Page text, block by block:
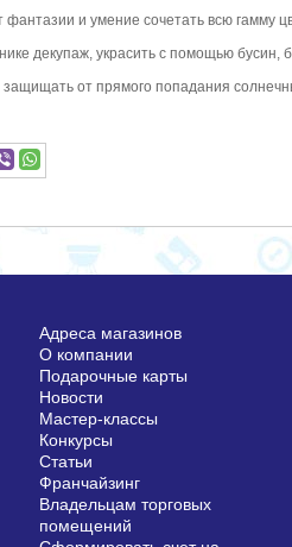
и умение сочетать всю гамму
декупаж, украсить с помощью бусин,
защищать от прямого попадания
Адреса магазинов
О компании
Подарочные карты
Новости
Мастер-классы
Конкурсы
Статьи
Франчайзинг
Владельцам торговых
помещений